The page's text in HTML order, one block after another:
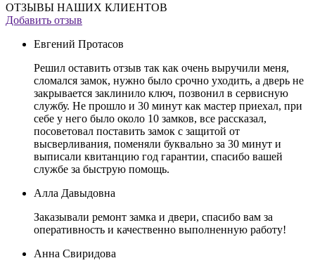
ОТЗЫВЫ НАШИХ КЛИЕНТОВ
Добавить отзыв
Евгений Протасов
Решил оставить отзыв так как очень выручили меня,
сломался замок, нужно было срочно уходить, а дверь не
закрывается заклинило ключ, позвонил в сервисную
службу. Не прошло и 30 минут как мастер приехал, при
себе у него было около 10 замков, все рассказал,
посоветовал поставить замок с защитой от
высверливания, поменяли буквально за 30 минут и
выписали квитанцию год гарантии, спасибо вашей
службе за быструю помощь.
Алла Давыдовна
Заказывали ремонт замка и двери, спасибо вам за
оперативность и качественно выполненную работу!
Анна Свиридова